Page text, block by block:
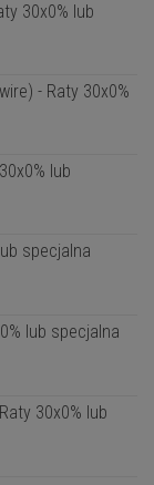
30x0% lub
- Raty 30x0%
lub
specjalna
lub specjalna
30x0% lub